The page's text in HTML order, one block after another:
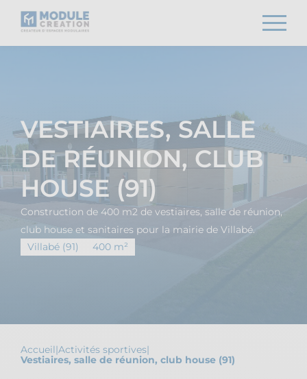
VESTIAIRES, SALLE
DE RÉUNION, CLUB
HOUSE (91)
Construction de 400 m2 de vestiaires, salle de réunion,
club house et sanitaires pour la mairie de Villabé.
Villabé (91)
400 m²
Accueil|Activités sportives|
Vestiaires, salle de réunion, club house (91)